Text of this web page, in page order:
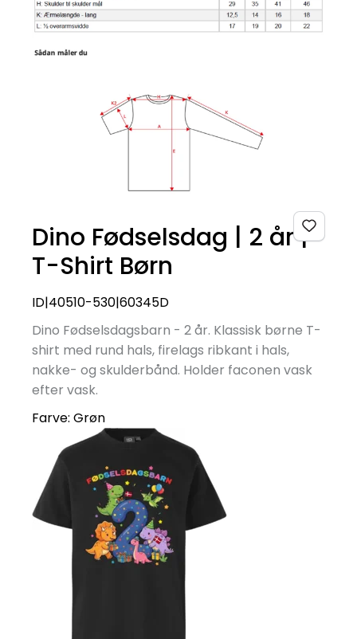
Dino Fødselsdag | 2 år |
T-Shirt Børn
ID|40510-530|60345D
Dino Fødselsdagsbarn - 2 år. Klassisk børne T-
shirt med rund hals, firelags ribkant i hals,
nakke- og skulderbånd. Holder faconen vask
efter vask.
Farve: Grøn